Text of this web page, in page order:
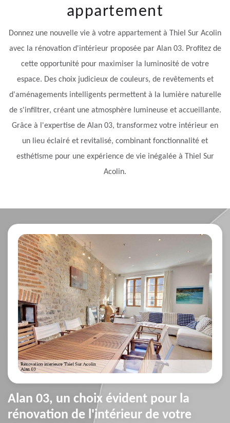
appartement
Donnez une nouvelle vie à votre appartement à Thiel Sur Acolin
avec la rénovation d'intérieur proposée par Alan 03. Profitez de
cette opportunité pour maximiser la luminosité de votre
espace. Des choix judicieux de couleurs, de revêtements et
d'aménagements intelligents permettent à la lumière naturelle
de s'infiltrer, créant une atmosphère lumineuse et accueillante.
Grâce à l'expertise de Alan 03, transformez votre intérieur en
un lieu éclairé et revitalisé, combinant fonctionnalité et
esthétisme pour une expérience de vie inégalée à Thiel Sur
Acolin.
Alan 03, un choix évident pour la
rénovation de l'intérieur de votre